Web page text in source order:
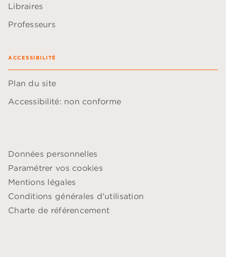
Libraires
Professeurs
ACCESSIBILITÉ
Plan du site
Accessibilité: non conforme
Données personnelles
Paramétrer vos cookies
Mentions légales
Conditions générales d'utilisation
Charte de référencement